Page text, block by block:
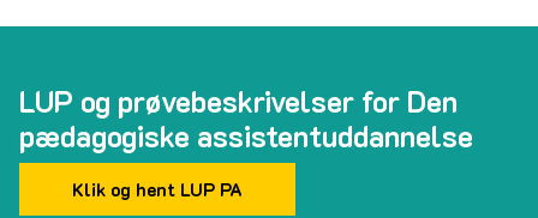
LUP og prøvebeskrivelser for Den
pædagogiske assistentuddannelse
Klik og hent LUP PA